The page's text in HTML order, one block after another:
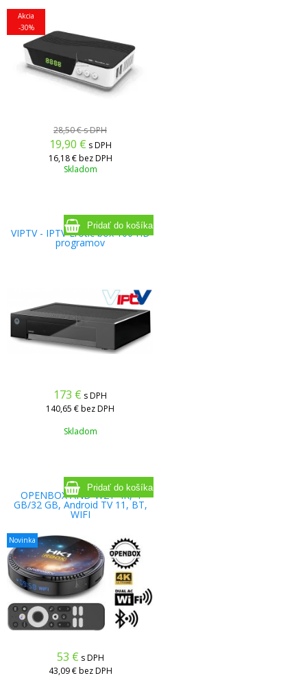
Akcia
-30%
28,50 €s DPH
19,90 € s DPH
16,18 € bez DPH
Skladom
VIPTV - IPTV Erotic box 100 HD
programov
173 € s DPH
140,65 €bez DPH
Skladom
OPENBOX AND-W2T 4K, 4
GB/32 GB, Android TV 11, BT,
WIFI
Novinka
53 € s DPH
43,09 € bez DPH